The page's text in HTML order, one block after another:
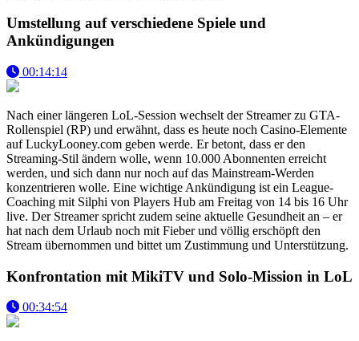
Umstellung auf verschiedene Spiele und
Ankündigungen
00:14:14
Nach einer längeren LoL-Session wechselt der Streamer zu GTA-
Rollenspiel (RP) und erwähnt, dass es heute noch Casino-Elemente
auf LuckyLooney.com geben werde. Er betont, dass er den
Streaming-Stil ändern wolle, wenn 10.000 Abonnenten erreicht
werden, und sich dann nur noch auf das Mainstream-Werden
konzentrieren wolle. Eine wichtige Ankündigung ist ein League-
Coaching mit Silphi von Players Hub am Freitag von 14 bis 16 Uhr
live. Der Streamer spricht zudem seine aktuelle Gesundheit an – er
hat nach dem Urlaub noch mit Fieber und völlig erschöpft den
Stream übernommen und bittet um Zustimmung und Unterstützung.
Konfrontation mit MikiTV und Solo-Mission in LoL
00:34:54